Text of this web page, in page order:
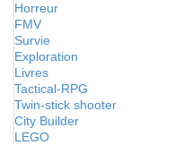
Horreur
FMV
Survie
Exploration
Livres
Tactical-RPG
Twin-stick shooter
City Builder
LEGO